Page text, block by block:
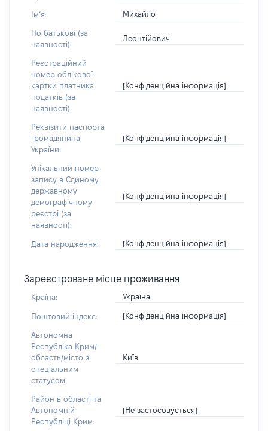
Імʼя: Михайло
По батькові (за
наявності):
Леонтійович
Реєстраційний
номер облікової
картки платника
податків (за
наявності):
[Конфіденційна інформація]
Реквізити паспорта
громадянина
України:
[Конфіденційна інформація]
Унікальний номер
запису в Єдиному
державному
демографічному
реєстрі (за
наявності):
[Конфіденційна інформація]
Дата народження: [Конфіденційна інформація]
Зареєстроване місце проживання
Країна: Україна
Поштовий індекс: [Конфіденційна інформація]
Автономна
Республіка Крим/
область/місто зі
спеціальним
статусом:
Київ
Район в області та
Автономній
Республіці Крим:
[Не застосовується]